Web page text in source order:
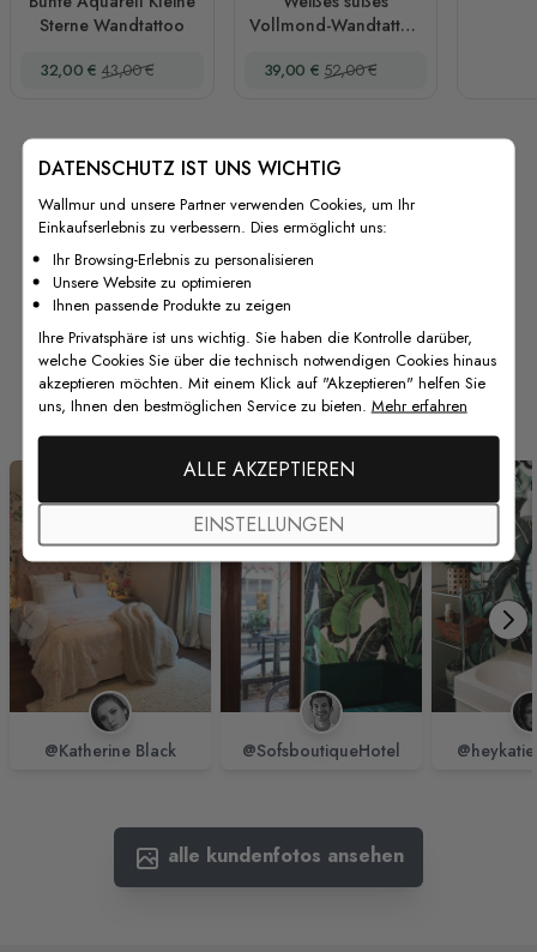
Sterne Wandtattoo
Sonderpreis
32,00 € Regulärer Preis
43,00 €
Vollmond-Wandtattoo
Sonderpreis
39,00 € Regulärer Preis
52,00 €
Von unseren Kunden
@Katherine Black @SofsboutiqueHotel
alle kundenfotos ansehen
DATENSCHUTZ IST UNS WICHTIG
Wallmur und unsere Partner verwenden Cookies, um Ihr
Einkaufserlebnis zu verbessern. Dies ermöglicht uns:
Ihr Browsing-Erlebnis zu personalisieren
Unsere Website zu optimieren
Ihnen passende Produkte zu zeigen
Ihre Privatsphäre ist uns wichtig. Sie haben die Kontrolle darüber,
welche Cookies Sie über die technisch notwendigen Cookies hinaus
akzeptieren möchten. Mit einem Klick auf "Akzeptieren" helfen Sie
uns, Ihnen den bestmöglichen Service zu bieten. Mehr erfahren
ALLE AKZEPTIEREN
EINSTELLUNGEN